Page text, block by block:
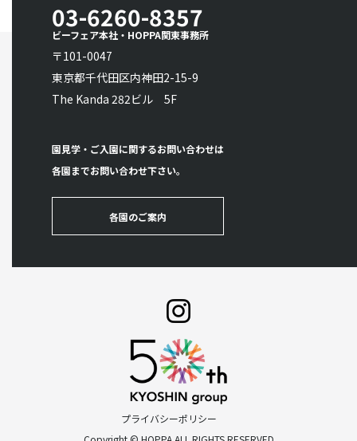
03-6260-8357
ビーフェア本社・HOPPA関東事務所
〒101-0047
東京都千代田区内神田2-15-9
The Kanda 282ビル 5F
園見学・ご入園に関するお問い合わせは
各園までお問い合わせ下さい。
各園のご案内
プライバシーポリシー